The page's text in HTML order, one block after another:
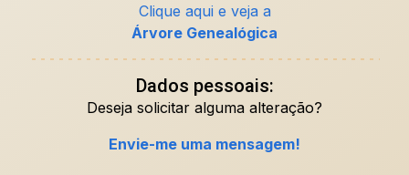
Clique aqui e veja a
Árvore Genealógica
Dados pessoais:
Deseja solicitar alguma alteração?
Envie-me uma mensagem!